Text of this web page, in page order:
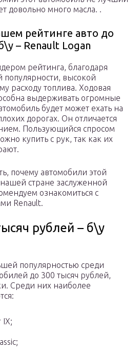
довольно много масла. .
рейтинге авто до
– Renault Logan
рейтинга, благодаря
популярности, высокой
расходу топлива. Ходовая
выдерживать огромные
будет может ехать на
дорогах. Он отличается
Пользующийся спросом
купить с рук, так как их
почему автомобили этой
стране заслуженной
ознакомиться с
Renault.
рублей – б\у
популярностью среди
до 300 тысяч рублей,
Среди них наиболее
IX;